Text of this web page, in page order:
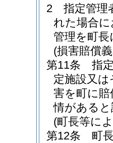
2
指定管理
れた場合
管理を町
(損害賠償
第11条
指
定施設又
害を町に
情がある
(町長等に
第12条
町